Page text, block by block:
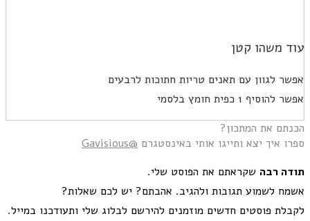
עוד משהו קטן
אפשר לגוון עם תאנים טריות חתוכות לרבעים
אפשר להוסיף 1 כפית חומץ בלסמי
הכנתם את המתכון?
ספרו איך יצא ותייגו אותי באינסטגרם @Gavisious
תודה רבה שקראתם את הפוסט שלי.
אשמח לשמוע תגובות ולהגיב. אהבתם? יש לכם שאלות?
לקבלת פוסטים חדשים מוזמנים להירשם לבלוג שלי ותעודכנו במייל.